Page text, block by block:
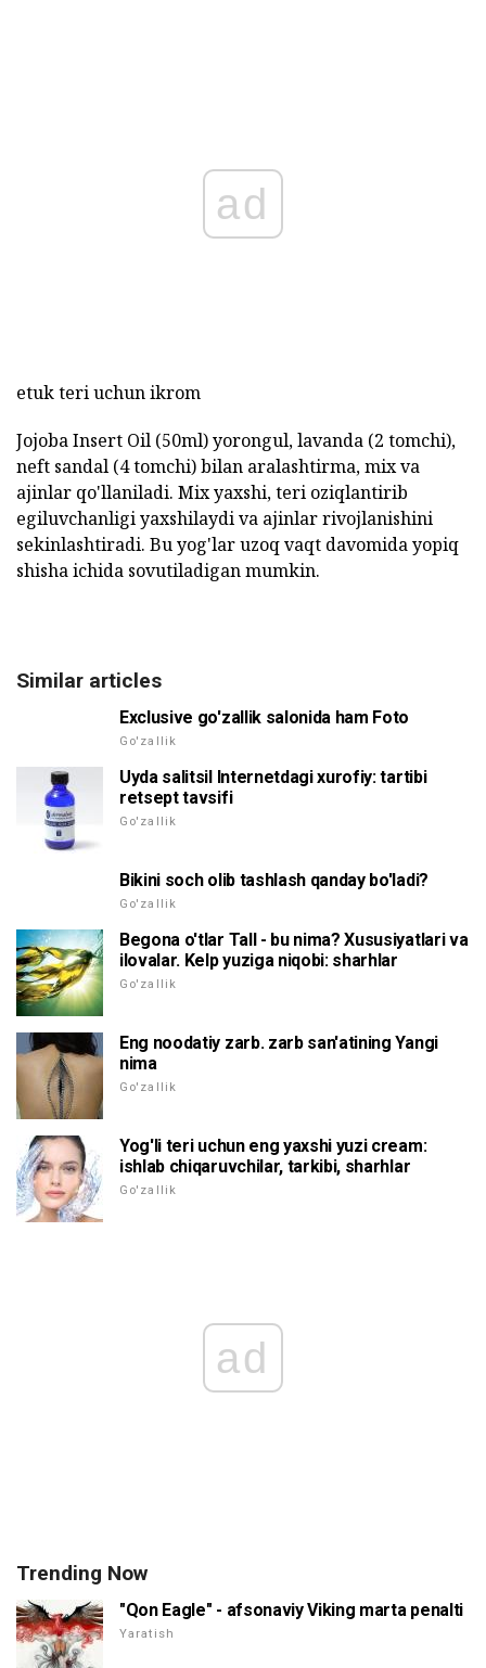
ad
etuk teri uchun ikrom
Jojoba Insert Oil (50ml) yorongul, lavanda (2 tomchi),
neft sandal (4 tomchi) bilan aralashtirma, mix va
ajinlar qo'llaniladi. Mix yaxshi, teri oziqlantirib
egiluvchanligi yaxshilaydi va ajinlar rivojlanishini
sekinlashtiradi. Bu yog'lar uzoq vaqt davomida yopiq
shisha ichida sovutiladigan mumkin.
Similar articles
Exclusive go'zallik salonida ham Foto
Go'zallik
Uyda salitsil Internetdagi xurofiy: tartibi
retsept tavsifi
Go'zallik
Bikini soch olib tashlash qanday bo'ladi?
Go'zallik
Begona o'tlar Tall - bu nima? Xususiyatlari va
ilovalar. Kelp yuziga niqobi: sharhlar
Go'zallik
Eng noodatiy zarb. zarb san'atining Yangi
nima
Go'zallik
Yog'li teri uchun eng yaxshi yuzi cream:
ishlab chiqaruvchilar, tarkibi, sharhlar
Go'zallik
ad
Trending Now
"Qon Eagle" - afsonaviy Viking marta penalti
Yaratish